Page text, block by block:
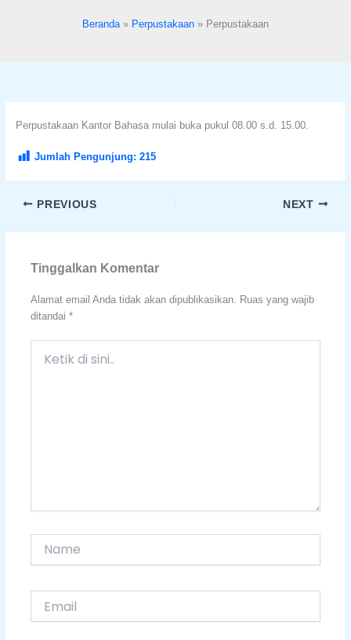
Beranda Perpustakaan Perpustakaan
Perpustakaan Kantor Bahasa mulai buka pukul 08.00 s.d. 15.00.
Jumlah Pengunjung: 215
PREVIOUS NEXT
Tinggalkan Komentar
Alamat email Anda tidak akan dipublikasikan. Ruas yang wajib
ditandai *